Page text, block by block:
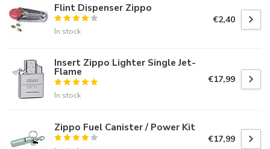
Flint Dispenser Zippo
In stock
€2,40
Insert Zippo Lighter Single Jet-
Flame
In stock
€17,99
Zippo Fuel Canister / Power Kit
€17,99